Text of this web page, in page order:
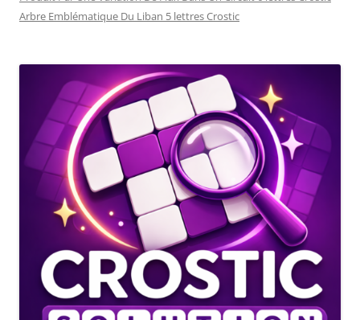
Arbre Emblématique Du Liban 5 lettres Crostic